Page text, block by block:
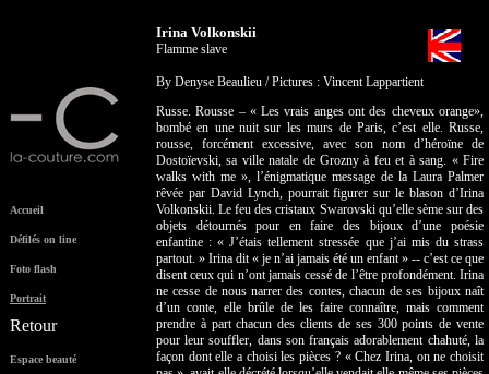
Accueil
Défilés on line
Foto flash
Portrait
Retour
Espace beauté
Irina Volkonskii
Flamme slave
By Denyse Beaulieu / Pictures : Vincent Lappartient
Russe. Rousse – « Les vrais anges ont des cheveux orange»,
bombé en une nuit sur les murs de Paris, c’est elle. Russe,
rousse, forcément excessive, avec son nom d’héroïne de
Dostoïevski, sa ville natale de Grozny à feu et à sang. « Fire
walks with me », l’énigmatique message de la Laura Palmer
rêvée par David Lynch, pourrait figurer sur le blason d’Irina
Volkonskii. Le feu des cristaux Swarovski qu’elle sème sur des
objets détournés pour en faire des bijoux d’une poésie
enfantine : « J’étais tellement stressée que j’ai mis du strass
partout. » Irina dit « je n’ai jamais été un enfant » -- c’est ce que
disent ceux qui n’ont jamais cessé de l’être profondément. Irina
ne cesse de nous narrer des contes, chacun de ses bijoux naît
d’un conte, elle brûle de les faire connaître, mais comment
prendre à part chacun des clients de ses 300 points de vente
pour leur souffler, dans son français adorablement chahuté, la
façon dont elle a choisi les pièces ? « Chez Irina, on ne choisit